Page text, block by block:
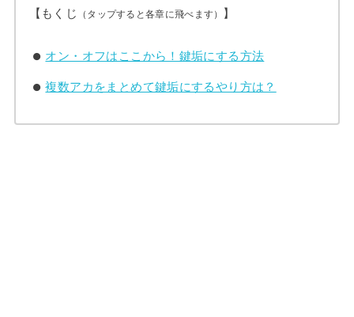
【もくじ （タップすると各章に飛べます） 】
オン・オフはここから！鍵垢にする方法
複数アカをまとめて鍵垢にするやり方は？